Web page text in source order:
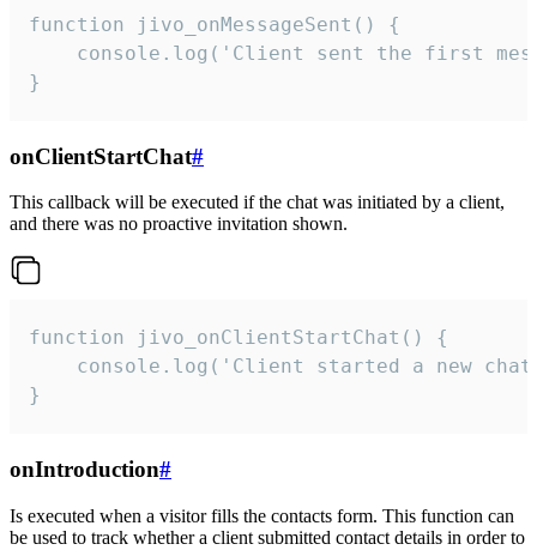
function jivo_onMessageSent() {
console.log('Client sent the first
}
onClientStartChat#
This callback will be executed if the chat was initiated by a client,
and there was no proactive invitation shown.
function jivo_onClientStartChat() {
console.log('Client started a new
}
onIntroduction#
Is executed when a visitor fills the contacts form. This function can
be used to track whether a client submitted contact details in order to